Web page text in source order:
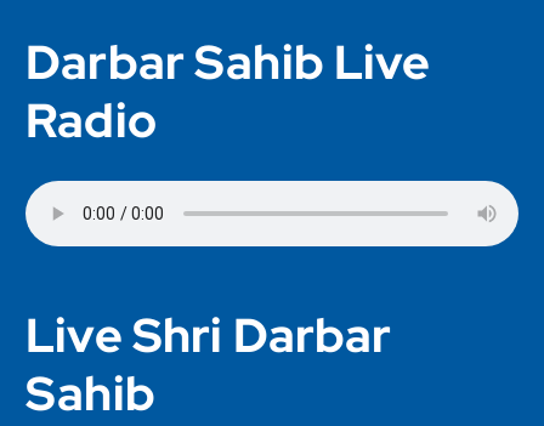
Darbar Sahib Live
Radio
Live Shri Darbar
Sahib